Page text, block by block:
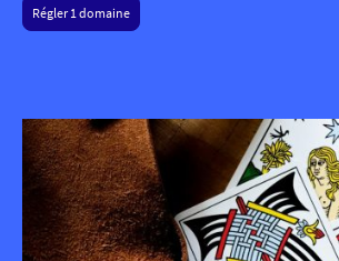
Régler 1 domaine